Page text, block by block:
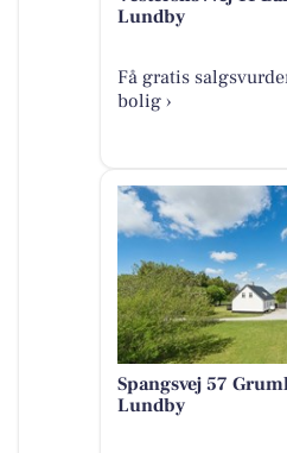
Lundby
Få gratis
bolig ›
Spangsvej 57
Lundby